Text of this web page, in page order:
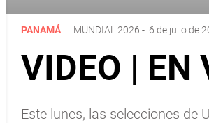
PANAMÁ MUNDIAL 2026 - 6 de julio de
VIDEO |
Este lunes, las selecciones de